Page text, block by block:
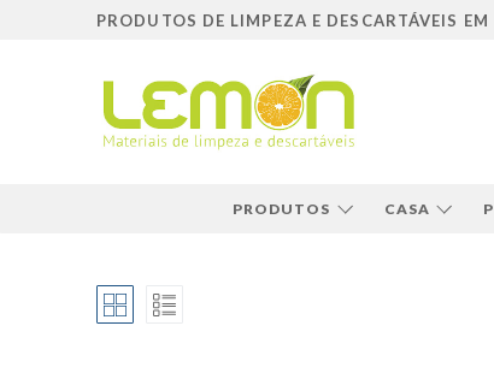
PRODUTOS DE LIMPEZA E DESCARTÁVEIS EM
PRODUTOS CASA